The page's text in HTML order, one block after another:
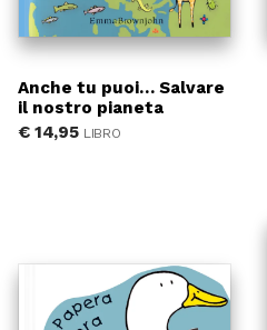
Anche tu puoi… Salvare
il nostro pianeta
€14,95 LIBRO